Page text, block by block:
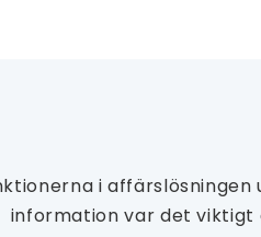
i
information var det viktigt